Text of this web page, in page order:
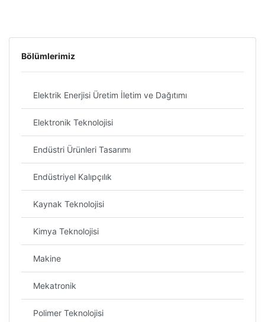
Bölümlerimiz
Elektrik Enerjisi Üretim İletim ve Dağıtımı
Elektronik Teknolojisi
Endüstri Ürünleri Tasarımı
Endüstriyel Kalıpçılık
Kaynak Teknolojisi
Kimya Teknolojisi
Makine
Mekatronik
Polimer Teknolojisi